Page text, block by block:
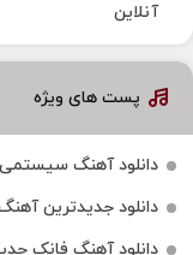
آنلاین
پست های ویژه
دانلود آهنگ
دانلود جدیدترین
دانلود آهنگ فانک